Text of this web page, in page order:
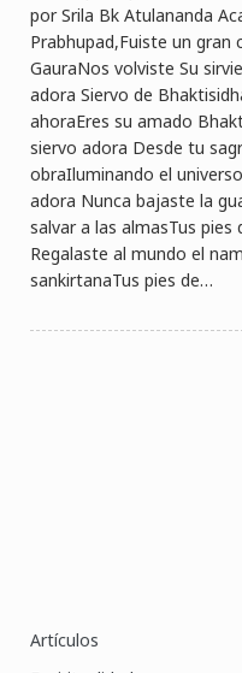
por Srila Bk Atulananda
Prabhupad,Fuiste un
GauraNos volviste Su
adora Siervo de
ahoraEres su amado
siervo adora Desde tu
obraIluminando el
adora Nunca bajaste la
salvar a las almasTus
Regalaste al mundo el
sankirtanaTus pies de…
Artículos